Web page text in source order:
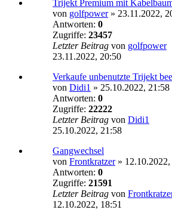
Trijekt Premium mit
von golfpower» 23.11.2022,
Antworten: 0
Zugriffe: 23457
Letzter Beitrag von golfpower
23.11.2022, 20:50
Verkaufe unbenutzte Trijekt
von Didi1 » 25.10.2022, 21:58
Antworten: 0
Zugriffe: 22222
Letzter Beitrag von Didi1
25.10.2022, 21:58
Gangwechsel
von Frontkratzer» 12.10.2022,
Antworten: 0
Zugriffe: 21591
Letzter Beitrag von
12.10.2022, 18:51